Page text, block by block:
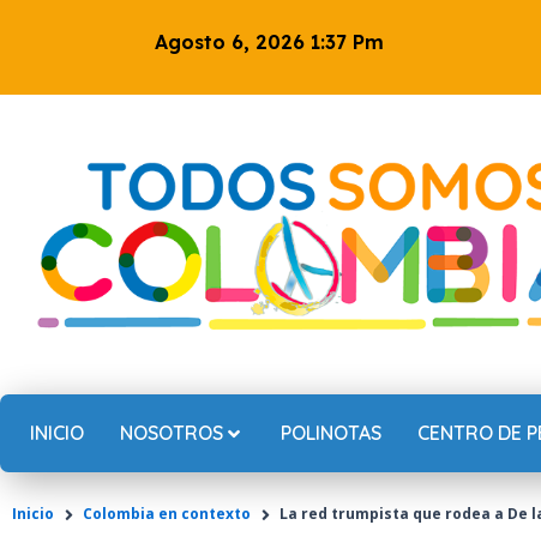
Agosto 6, 2026 1:37 Pm
INICIO NOSOTROS POLINOTAS CENTRO DE
Inicio Colombia en contexto La red trumpista que rodea a De